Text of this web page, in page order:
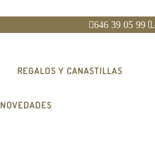
646 39 05 99
REGALOS Y CANASTILLAS
NOVEDADES